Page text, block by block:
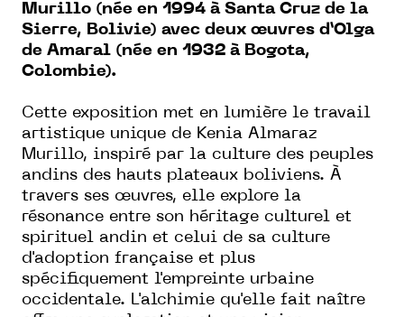
Murillo (née en 1994 à Santa Cruz de la
Sierre, Bolivie) avec deux œuvres d’Olga
de Amaral (née en 1932 à Bogota,
Colombie).
Cette exposition met en lumière le travail
artistique unique de Kenia Almaraz
Murillo, inspiré par la culture des peuples
andins des hauts plateaux boliviens. À
travers ses œuvres, elle explore la
résonance entre son héritage culturel et
spirituel andin et celui de sa culture
d'adoption française et plus
spécifiquement l'empreinte urbaine
occidentale. L'alchimie qu'elle fait naître